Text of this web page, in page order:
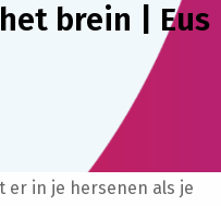
brein | Eus
er in je hersenen als je